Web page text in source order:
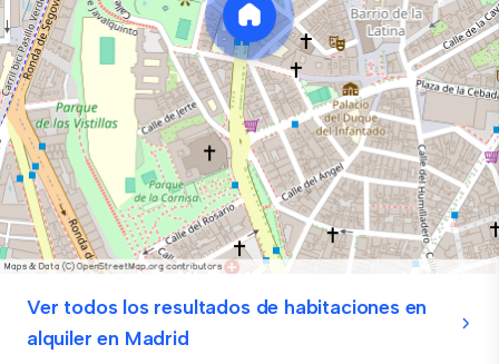
Ver todos los resultados de habitaciones en
alquiler en Madrid